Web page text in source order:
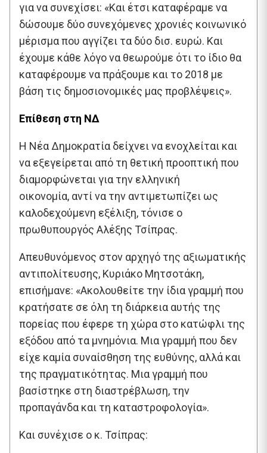
για να συνεχίσει: «Και έτσι καταφέραμε να
δώσουμε δύο συνεχόμενες χρονιές κοινωνικό
μέρισμα που αγγίζει τα δύο δισ. ευρώ. Και
έχουμε κάθε λόγο να θεωρούμε ότι το ίδιο θα
καταφέρουμε να πράξουμε και το 2018 με
βάση τις δημοσιονομικές μας προβλέψεις».
Επίθεση στη ΝΔ
Η Νέα Δημοκρατία δείχνει να ενοχλείται και
να εξεγείρεται από τη θετική προοπτική που
διαμορφώνεται για την ελληνική
οικονομία, αντί να την αντιμετωπίζει ως
καλοδεχούμενη εξέλιξη, τόνισε ο
πρωθυπουργός Αλέξης Τσίπρας.
Απευθυνόμενος στον αρχηγό της αξιωματικής
αντιπολίτευσης, Κυριάκο Μητσοτάκη,
επισήμανε: «Ακολουθείτε την ίδια γραμμή που
κρατήσατε σε όλη τη διάρκεια αυτής της
πορείας που έφερε τη χώρα στο κατώφλι της
εξόδου από τα μνημόνια. Μια γραμμή που δεν
είχε καμία συναίσθηση της ευθύνης, αλλά και
της πραγματικότητας. Μια γραμμή που
βασίστηκε στη διαστρέβλωση, την
προπαγάνδα και τη καταστροφολογία».
Και συνέχισε ο κ. Τσίπρας: